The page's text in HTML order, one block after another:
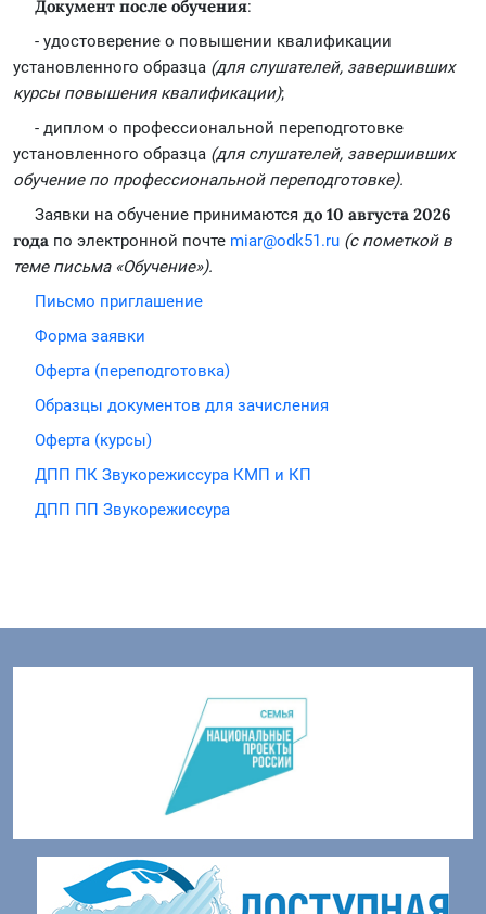
Документ после обучения:
- удостоверение о повышении квалификации
установленного образца (для слушателей, завершивших
курсы повышения квалификации);
- диплом о профессиональной переподготовке
установленного образца (для слушателей, завершивших
обучение по профессиональной переподготовке).
Заявки на обучение принимаются до 10 августа 2026
года по электронной почте miar@odk51.ru (с пометкой в
теме письма «Обучение»).
Пиьсмо приглашение
Форма заявки
Оферта (переподготовка)
Образцы документов для зачисления
Оферта (курсы)
ДПП ПК Звукорежиссура КМП и КП
ДПП ПП Звукорежиссура